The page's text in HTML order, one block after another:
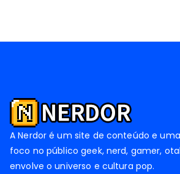
A Nerdor é um site de conteúdo e
foco no público geek, nerd, gamer,
envolve o universo e cultura pop.